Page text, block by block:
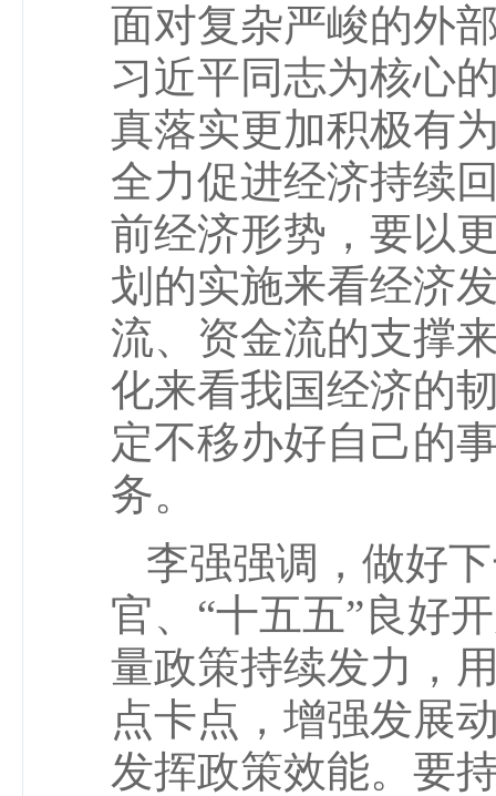
面对复杂严峻的外
习近平同志为核心
真落实更加积极有
全力促进经济持续
前经济形势，要以
划的实施来看经济
流、资金流的支撑
化来看我国经济的
定不移办好自己的
务。
李强强调，做好
官、“十五五”良好
量政策持续发力，
点卡点，增强发展
发挥政策效能。要